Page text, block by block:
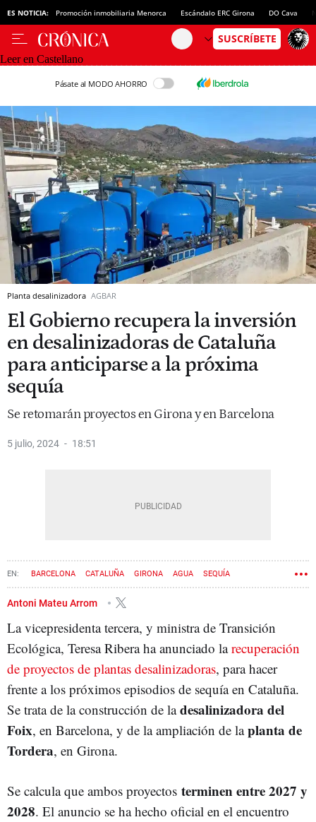
ES NOTICIA: Promoción inmobiliaria Menorca Escándalo ERC Girona DO Cava
Leer en Castellano
Pásate al MODO AHORRO
Planta desalinizadora AGBAR
El Gobierno recupera la inversión
en desalinizadoras de Cataluña
para anticiparse a la próxima
sequía
Se retomarán proyectos en Girona y en Barcelona
5 julio, 2024 18:51
BARCELONA CATALUÑA GIRONA AGUA SEQUÍA
Antoni Mateu Arrom
La vicepresidenta tercera, y ministra de Transición
Ecológica, Teresa Ribera ha anunciado larecuperación
de proyectos de plantas desalinizadoras, para hacer
frente a los próximos episodios de sequía en Cataluña.
Se trata de la construcción de ladesalinizadora del
Foix, en Barcelona, y de la ampliación de laplanta de
Tordera, en Girona.
Se calcula que ambos proyectos terminen entre 2027 y
2028. El anuncio se ha hecho oficial en el encuentro